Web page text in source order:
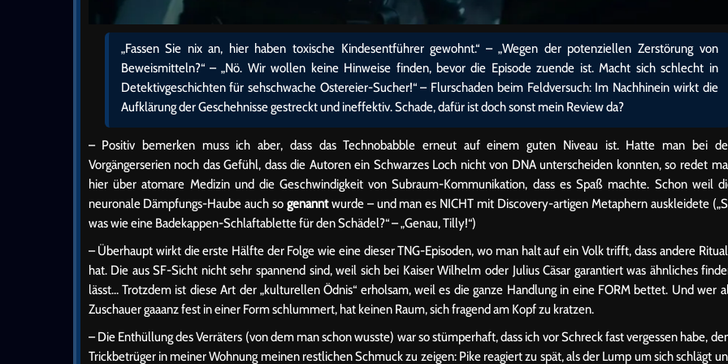
„Fassen Sie nix an, hier haben toxische Kindesentführer gewohnt.“ – „Wegen der potenziellen Zerstörung von
Beweismitteln?“ – „Nö. Wir wollen keine Hinweise finden, bevor die Episode zuende ist. Macht sich schlecht in
Detektivgeschichten für sehschwache Ostereier-Sucher!“ – Flurschaden beim Feldversuch: Im Nachhinein wirkt die
Aufklärung der Geschehnisse gestreckt und ineffektiv. Schade, dafür ist doch sonst mein Review da?
– Positiv bemerken muss ich aber, dass das Technobabble erneut auf einem guten Niveau ist. Hatte man bei
Vorgängerserien noch das Gefühl, dass die Autoren ein Schwarzes Loch nicht von DNA unterscheiden konnten, so redet
hier über atomare Medizin und die Geschwindigkeit von Subraum-Kommunikation, dass es Spaß machte. Schon weil
neuronale Dämpfungs-Haube auch so genanntwurde – und man es NICHT mit Discovery-artigen Metaphern auskleidete
was wie eine Badekappen-Schlaftablette für den Schädel?“ – „Genau, Tilly!“)
– Überhaupt wirkt die erste Hälfte der Folge wie eine dieser TNG-Episoden, wo man halt auf ein Volk trifft, dass andere
hat. Die aus SF-Sicht nicht sehr spannend sind, weil sich bei Kaiser Wilhelm oder Julius Cäsar garantiert was ähnliches
lässt… Trotzdem ist diese Art der „kulturellen Ödnis“ erholsam, weil es die ganze Handlung in eine FORM bettet. Und wer
Zuschauer gaaanz fest in einer Form schlummert, hat keinen Raum, sich fragend am Kopf zu kratzen.
– Die Enthüllung des Verräters (von dem man schon wusste) war so stümperhaft, dass ich vor Schreck fast vergessen habe,
Trickbetrüger in meiner Wohnung meinen restlichen Schmuck zu zeigen: Pike reagiert zu spät, als der Lump um sich schlägt